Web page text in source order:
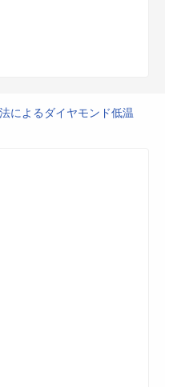
によるダイヤモンド低温